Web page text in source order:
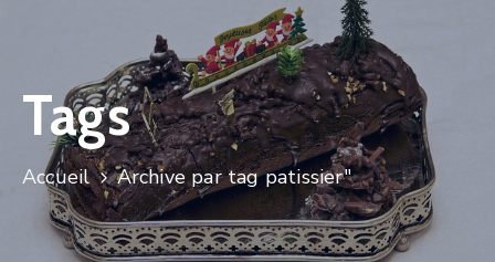
Manifestations
Vie
Municipale
Services
Tags
Accueil Archive par tag patissier"